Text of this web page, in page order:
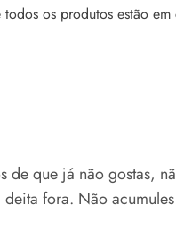
os produtos estão
que já não gostas,
fora. Não